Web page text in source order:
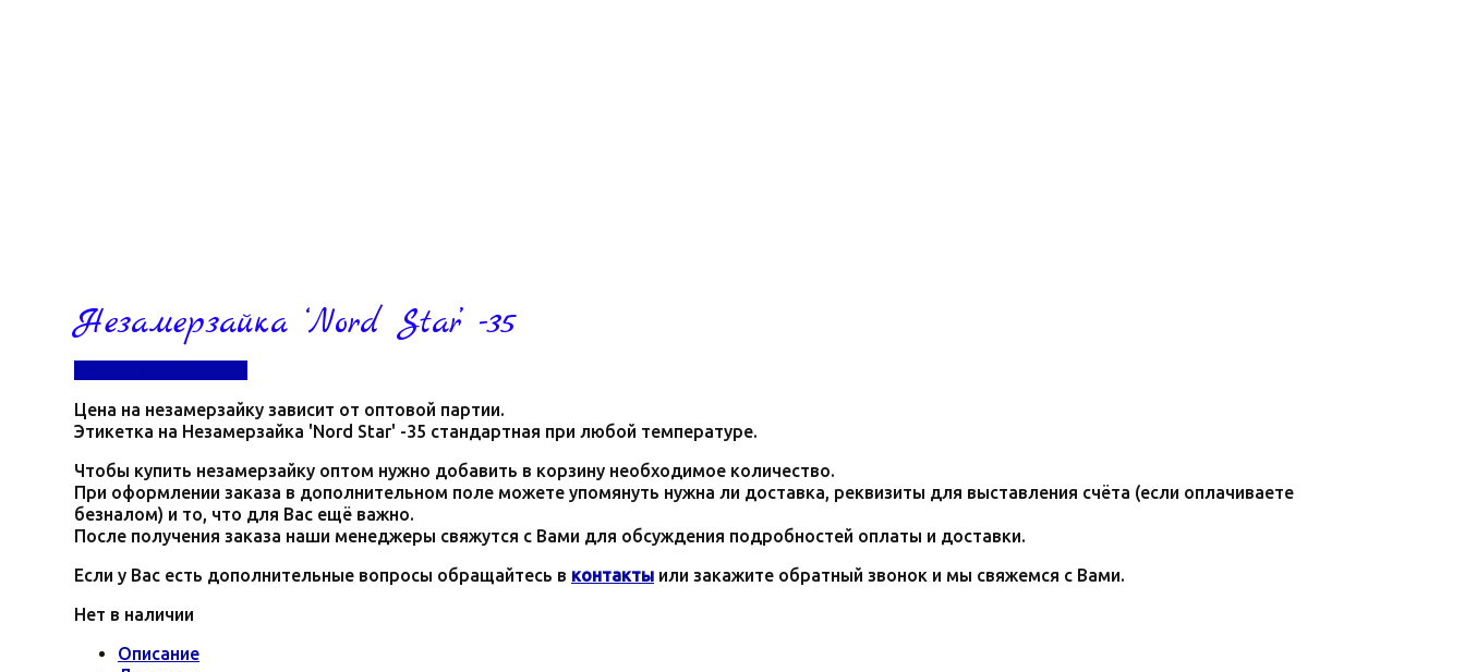
Незамерзайка ‘Nord Star’ -35
Цена на незамерзайку зависит от оптовой партии.
Этикетка на Незамерзайка 'Nord Star' -35 стандартная при любой температуре.
Чтобы купить незамерзайку оптом нужно добавить в корзину необходимое количество.
При оформлении заказа в дополнительном поле можете упомянуть нужна ли доставка, реквизиты для выставления счёта (если оплачиваете
безналом) и то, что для Вас ещё важно.
После получения заказа наши менеджеры свяжутся с Вами для обсуждения подробностей оплаты и доставки.
Если у Вас есть дополнительные вопросы обращайтесь в контакты или закажите обратный звонок и мы свяжемся с Вами.
Нет в наличии
Описание